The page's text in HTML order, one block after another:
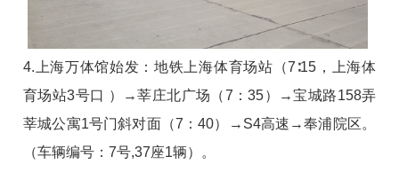
4.上海万体馆始发：地铁上海体育场站（7∶15，上海体
育场站3号口 ）→莘庄北广场（7：35）→宝城路158弄
莘城公寓1号门斜对面（7：40）→S4高速→奉浦院区。
（车辆编号：7号,37座1辆）。